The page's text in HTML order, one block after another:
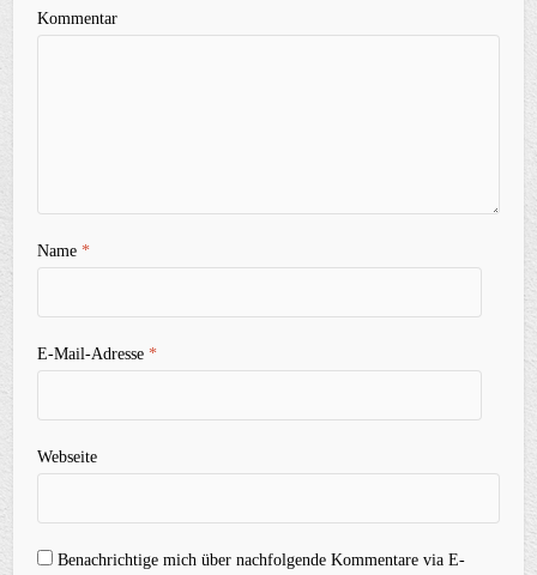
Kommentar
Name*
E-Mail-Adresse*
Webseite
Benachrichtige mich über nachfolgende Kommentare via E-